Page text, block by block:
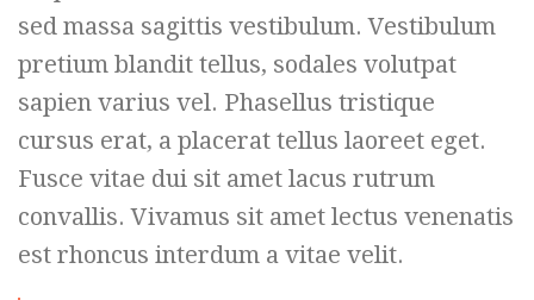
sed massa sagittis vestibulum. Vestibulum
pretium blandit tellus, sodales volutpat
sapien varius vel. Phasellus tristique
cursus erat, a placerat tellus laoreet eget.
Fusce vitae dui sit amet lacus rutrum
convallis. Vivamus sit amet lectus venenatis
est rhoncus interdum a vitae velit.